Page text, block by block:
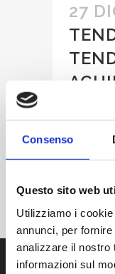
Consenso
Questo sito web
Utilizziamo i
annunci, per
analizzare il nostro
informazioni sul
27
READ